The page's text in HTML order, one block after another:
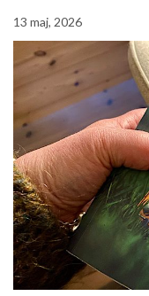
13 maj, 2026